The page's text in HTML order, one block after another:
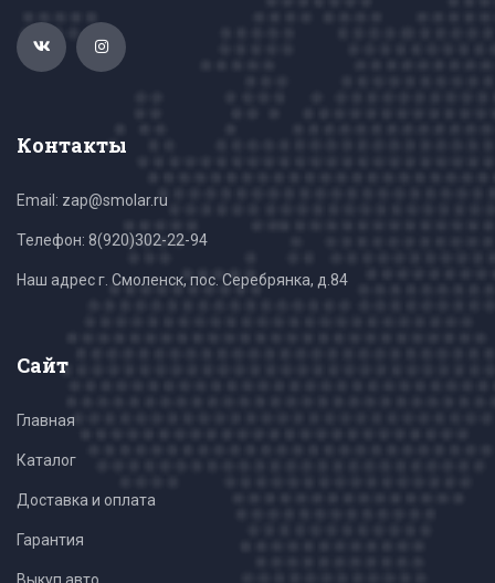
Контакты
Email: zap@smolar.ru
Телефон: 8(920)302-22-94
Наш адрес г. Смоленск, пос. Серебрянка, д.84
Сайт
Главная
Каталог
Доставка и оплата
Гарантия